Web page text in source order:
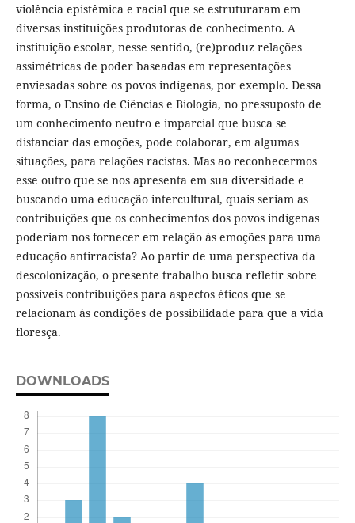
violência epistêmica e racial que se estruturaram em
diversas instituições produtoras de conhecimento. A
instituição escolar, nesse sentido, (re)produz relações
assimétricas de poder baseadas em representações
enviesadas sobre os povos indígenas, por exemplo. Dessa
forma, o Ensino de Ciências e Biologia, no pressuposto de
um conhecimento neutro e imparcial que busca se
distanciar das emoções, pode colaborar, em algumas
situações, para relações racistas. Mas ao reconhecermos
esse outro que se nos apresenta em sua diversidade e
buscando uma educação intercultural, quais seriam as
contribuições que os conhecimentos dos povos indígenas
poderiam nos fornecer em relação às emoções para uma
educação antirracista? Ao partir de uma perspectiva da
descolonização, o presente trabalho busca refletir sobre
possíveis contribuições para aspectos éticos que se
relacionam às condições de possibilidade para que a vida
floresça.
DOWNLOADS